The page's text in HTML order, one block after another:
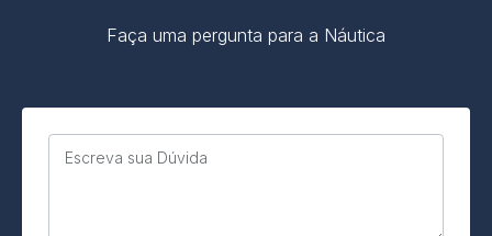
Faça uma pergunta para a Náutica
Escreva sua Dúvida